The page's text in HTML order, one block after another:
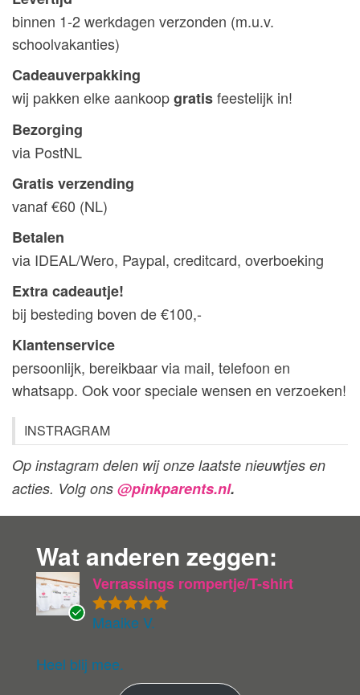
binnen 1-2 werkdagen verzonden (m.u.v.
schoolvakanties)
Cadeauverpakking
wij pakken elke aankoopgratisfeestelijk in!
Bezorging
via PostNL
Gratis verzending
vanaf €60 (NL)
Betalen
via IDEAL/Wero, Paypal, creditcard, overboeking
Extra cadeautje!
bij besteding boven de €100,-
Klantenservice
persoonlijk, bereikbaar via mail, telefoon en
whatsapp. Ook voor speciale wensen en verzoeken!
INSTRAGRAM
Op instagram delen wij onze laatste nieuwtjes en
acties. Volg ons @pinkparents.nl.
Wat anderen zeggen:
eri
Gewaardeer
Verrassings rompertje/T-shirt
Maaike V.
Heel blij mee.